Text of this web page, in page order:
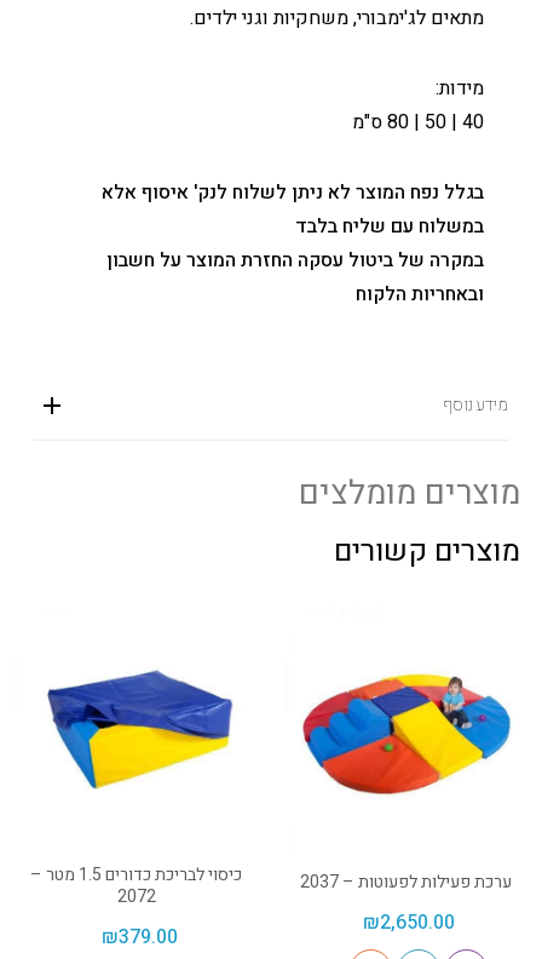
מתאים לג'ימבורי, משחקיות וגני ילדים.
מידות:
40 | 50 | 80 ס"מ
בגלל נפח המוצר לא ניתן לשלוח לנק' איסוף אלא
במשלוח עם שליח בלבד
במקרה של ביטול עסקה החזרת המוצר על חשבון
ובאחריות הלקוח
מידע נוסף
מוצרים מומלצים
מוצרים קשורים
ערכת פעילות לפעוטות – 2037
₪2,650.00
כיסוי לבריכת כדורים 1.5 מטר –
2072
₪379.00